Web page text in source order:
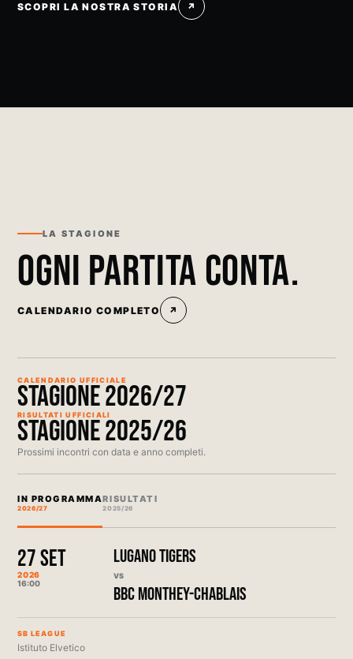
SCOPRI LA NOSTRA STORIA ↗
LA STAGIONE
OGNI PARTITA CONTA.
CALENDARIO COMPLETO ↗
CALENDARIO UFFICIALE
STAGIONE 2026/27
RISULTATI UFFICIALI
STAGIONE 2025/26
Prossimi incontri con data e anno completi.
IN PROGRAMMA
2026/27
RISULTATI
2025/26
27 SET
2026
16:00
LUGANO TIGERS
VS
BBC MONTHEY-CHABLAIS
SB LEAGUE
Istituto Elvetico